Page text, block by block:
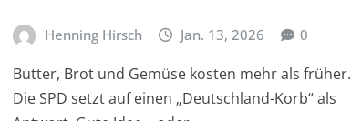
Henning Hirsch Jan. 13, 2026 0
Butter, Brot und Gemüse kosten mehr als früher.
Die SPD setzt auf einen „Deutschland-Korb“ als